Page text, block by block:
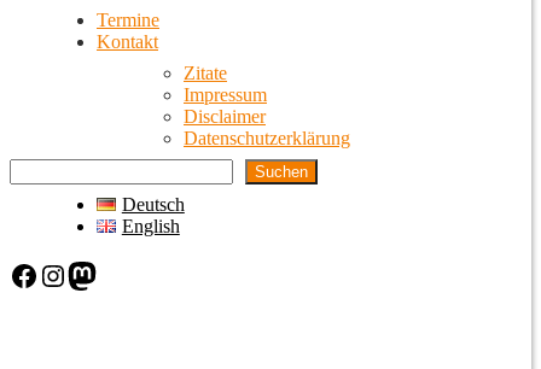
Termine
Kontakt
Zitate
Impressum
Disclaimer
Datenschutzerklärung
Suchen
Deutsch
English
Facebook Instagram Mastodon